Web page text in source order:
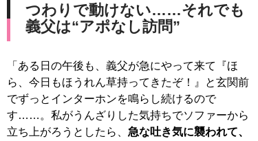
つわりで動けない……それでも
義父は“アポなし訪問”
「ある日の午後も、義父が急にやって来て『ほ
ら、今日もほうれん草持ってきたぞ！』と玄関前
でずっとインターホンを鳴らし続けるので
す……。私がうんざりした気持ちでソファーから
立ち上がろうとしたら、 急な吐き気に襲われて、